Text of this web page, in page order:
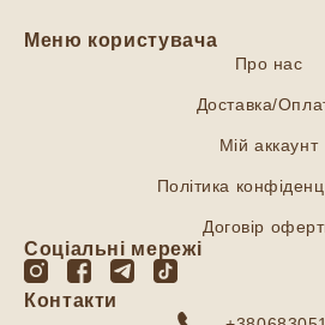
Меню користувача
Про нас
Доставка/
Мій аккаунт
Політика
Договір
Соціальні мережі
Контакти